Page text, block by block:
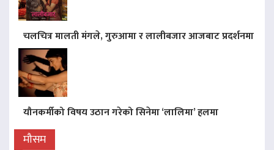
चलचित्र मालती मंगले, गुरुआमा र लालीबजार आजबाट प्रदर्शनमा
यौनकर्मीको विषय उठान गरेको सिनेमा ‘लालिमा’ हलमा
मौसम